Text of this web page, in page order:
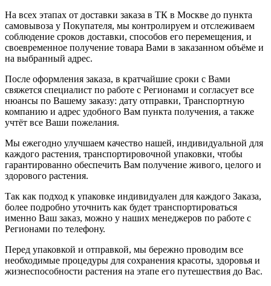
На всех этапах от доставки заказа в ТК в Москве до пункта
самовывоза у Покупателя, мы контролируем и отслеживаем
соблюдение сроков доставки, способов его перемещения, и
своевременное получение товара Вами в заказанном объёме и
на выбранный адрес.
После оформления заказа, в кратчайшие сроки с Вами
свяжется специалист по работе с Регионами и согласует все
нюансы по Вашему заказу: дату отправки, Транспортную
компанию и адрес удобного Вам пункта получения, а также
учтёт все Ваши пожелания.
Мы ежегодно улучшаем качество нашей, индивидуальной для
каждого растения, транспортировочной упаковки, чтобы
гарантированно обеспечить Вам получение живого, целого и
здорового растения.
Так как подход к упаковке индивидуален для каждого Заказа,
более подробно уточнить как будет транспортироваться
именно Ваш заказ, можно у наших менеджеров по работе с
Регионами по телефону.
Перед упаковкой и отправкой, мы бережно проводим все
необходимые процедуры для сохранения красоты, здоровья и
жизнеспособности растения на этапе его путешествия до Вас.